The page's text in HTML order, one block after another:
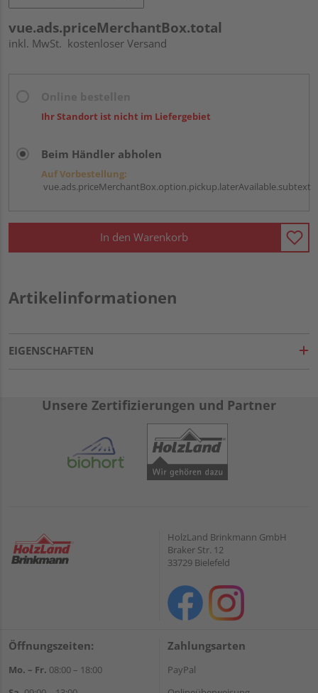
vue.ads.priceMerchantBox.total
inkl. MwSt. kostenloser Versand
Ihr Standort ist nicht im Liefergebiet
Beim Händler abholen
Auf Vorbestellung:
vue.ads.priceMerchantBox.option.pickup.laterAvailable.subtext
In den Warenkorb
Artikelinformationen
EIGENSCHAFTEN
Unsere Zertifizierungen und Partner
HolzLand Brinkmann GmbH
Braker Str. 12
33729 Bielefeld
Öffnungszeiten:
Mo. – Fr. 08:00 – 18:00
Zahlungsarten
PayPal